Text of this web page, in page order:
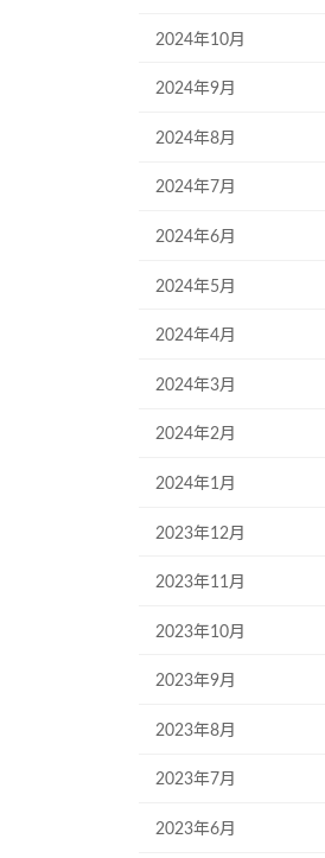
2024年10月
2024年9月
2024年8月
2024年7月
2024年6月
2024年5月
2024年4月
2024年3月
2024年2月
2024年1月
2023年12月
2023年11月
2023年10月
2023年9月
2023年8月
2023年7月
2023年6月